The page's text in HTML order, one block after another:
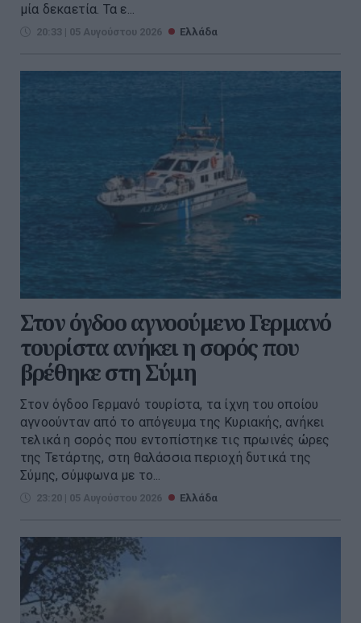
μία δεκαετία. Τα ε...
20:33 | 05 Αυγούστου 2026 Ελλάδα
Στον όγδοο αγνοούμενο Γερμανό
τουρίστα ανήκει η σορός που
βρέθηκε στη Σύμη
Στον όγδοο Γερμανό τουρίστα, τα ίχνη του οποίου
αγνοούνταν από το απόγευμα της Κυριακής, ανήκει
τελικά η σορός που εντοπίστηκε τις πρωινές ώρες
της Τετάρτης, στη θαλάσσια περιοχή δυτικά της
Σύμης, σύμφωνα με το...
23:20 | 05 Αυγούστου 2026 Ελλάδα